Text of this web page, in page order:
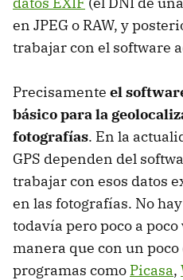
en JPEGo RAW, y
trabajar con el software
Precisamente el
básico para la
fotografías. En la
GPS dependen del
trabajar con esos datos
en las fotografías. No
todavía pero poco a
manera que con un
programas como Picasa,